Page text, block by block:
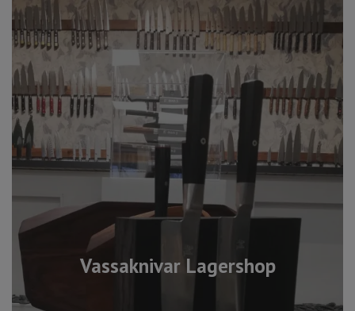
Vassaknivar Lagershop